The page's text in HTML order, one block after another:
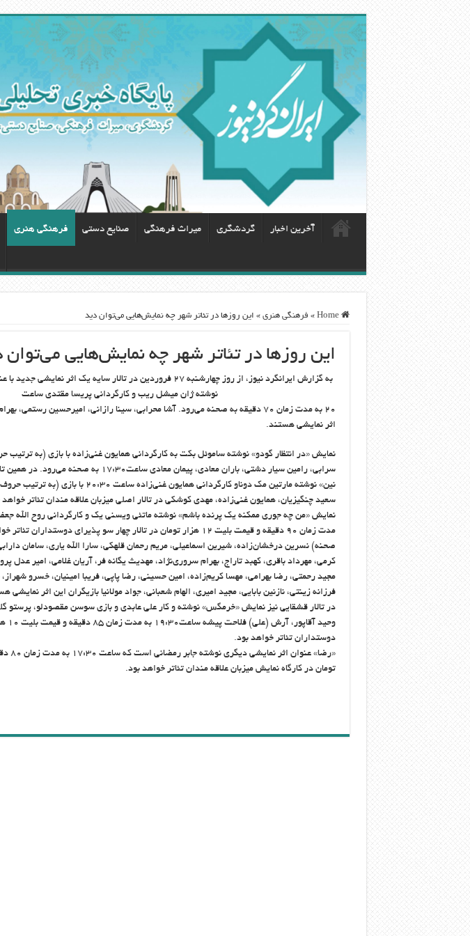
آخرین اخبار گردشگری ميراث فرهنگی صنایع دستی فرهنگی هنری
Home
» فرهنگی هنری » این روزها در تئاتر شهر چه نمایش‌هایی می‌توان دید
این روزها در تئاتر شهر چه نمایش‌هایی می‌توان
به گزارش ایرانگرد نیوز، از روز چهارشنبه ۲۷ فروردین در تالار سایه یک اثر
نوشته ژان میشل ریب و کارگردانی پریسا مقتدی ساعت
۲۰ به مدت زمان ۷۰ دقیقه به صحنه می‌رود. آشا محرابی، سینا رازانی، امیرحسین رستمی،
اثر نمایشی هستند.
نمایش «در انتظار گودو» نوشته ساموئل بکت به کارگردانی همایون غنی‌زاده با بازی (به ترتیب
سرابی، رامین سیار دشتی، باران معادی، پیمان معادی
نین» نوشته مارتین مک دوناو کارگردانی همایون غنی‌زاده
سعید چنگیزیان، همایون غنی‌زاده، مهدی کوشکی در تالار اصلی میزبان علاقه مندان تئا‌تر خواهد
مدت زمان ۹۰ دقیقه و قیمت بلیت ۱۲ هزار تومان در تالار چهار سو پذیرای
صحنه) نسرین درخشان‌زاده، شیرین اسماعیلی، مریم رحمان قلهکی، سارا الله یاری، سامان
کرمی، مهرداد باقری، کهبد تاراج، بهرام سروری‌نژاد، مهدیث یگانه فر، آریان غلامی، امیر عدل
مجید رحمتی، رضا بهرامی، مهسا کریم‌زاده، امین حسینی، رضا پاپی، فریبا امینیان، خسرو
فرزانه زینتی، نازنین بابایی، مجید امیری، الهام شعبانی، جواد مولانیا بازیگران این اثر نمایشی
در تالار قشقایی نیز نمایش «خرمگس» نوشته و کار علی عابدی و بازی سوسن مقصودلو، پرستو
وحید
دوستداران تئا‌تر خواهد بود.
تومان در کارگاه نمایش میزبان علاقه مندان تئا‌تر خواهد بود.